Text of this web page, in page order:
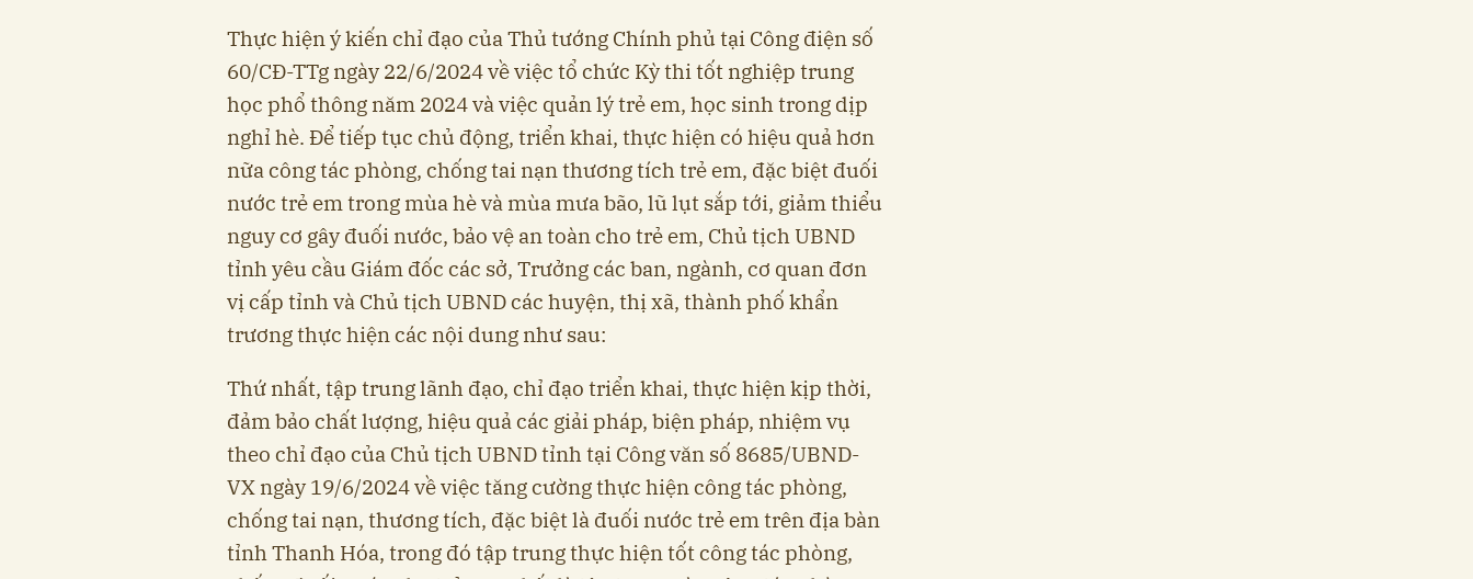
Thực hiện ý kiến chỉ đạo của Thủ tướng Chính phủ tại Công điện số
60/CĐ-TTg ngày 22/6/2024 về việc tổ chức Kỳ thi tốt nghiệp trung
học phổ thông năm 2024 và việc quản lý trẻ em, học sinh trong dịp
nghỉ hè. Để tiếp tục chủ động, triển khai, thực hiện có hiệu quả hơn
nữa công tác phòng, chống tai nạn thương tích trẻ em, đặc biệt đuối
nước trẻ em trong mùa hè và mùa mưa bão, lũ lụt sắp tới, giảm thiểu
nguy cơ gây đuối nước, bảo vệ an toàn cho trẻ em, Chủ tịch UBND
tỉnh yêu cầu Giám đốc các sở, Trưởng các ban, ngành, cơ quan đơn
vị cấp tỉnh và Chủ tịch UBND các huyện, thị xã, thành phố khẩn
trương thực hiện các nội dung như sau:
Thứ nhất, tập trung lãnh đạo, chỉ đạo triển khai, thực hiện kịp thời,
đảm bảo chất lượng, hiệu quả các giải pháp, biện pháp, nhiệm vụ
theo chỉ đạo của Chủ tịch UBND tỉnh tại Công văn số 8685/UBND-
VX ngày 19/6/2024 về việc tăng cường thực hiện công tác phòng,
chống tai nạn, thương tích, đặc biệt là đuối nước trẻ em trên địa bàn
tỉnh Thanh Hóa, trong đó tập trung thực hiện tốt công tác phòng,